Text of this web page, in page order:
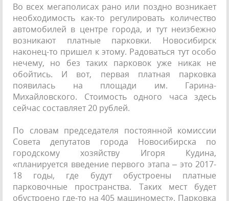
Во всех мегаполисах рано или поздно возникает
необходимость как-то регулировать количество
автомобилей в центре города, и тут неизбежно
возникают платные парковки. Новосибирск
наконец-то пришел к этому. Радоваться тут особо
нечему, но без таких парковок уже никак не
обойтись. И вот, первая платная парковка
появилась на площади им. Гарина-
Михайловского. Стоимость одного часа здесь
сейчас составляет 20 рублей.
По словам председателя постоянной комиссии
Совета депутатов города Новосибирска по
городскому хозяйству Игоря Кудина,
«планируется введение первого этапа – это 2017-
18 годы, где будут обустроены платные
парковочные пространства. Таких мест будет
обустроено где-то на 405 машиномест». Парковка